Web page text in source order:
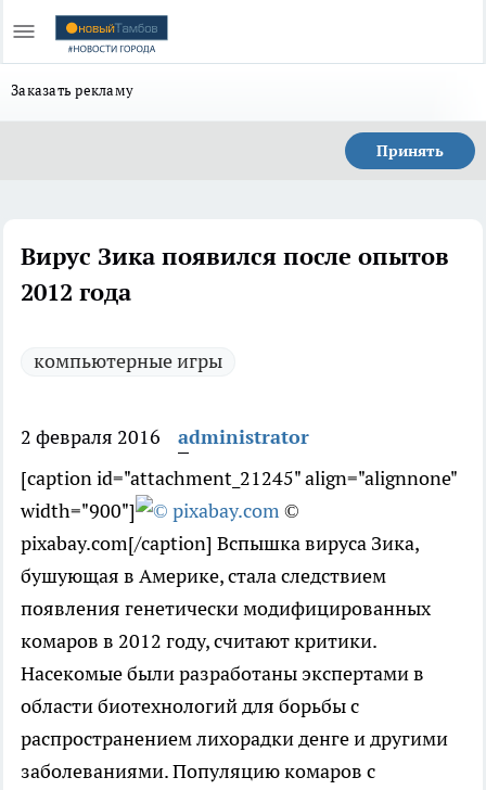
Заказать рекламу
Принять
Вирус Зика появился после опытов
2012 года
компьютерные игры
2 февраля 2016
administrator
[caption id="attachment_21245" align="alignnone"
width="900"]
©
pixabay.com[/caption] Вспышка вируса Зика,
бушующая в Америке, стала следствием
появления генетически модифицированных
комаров в 2012 году, считают критики.
Насекомые были разработаны экспертами в
области биотехнологий для борьбы с
распространением лихорадки денге и другими
заболеваниями. Популяцию комаров с